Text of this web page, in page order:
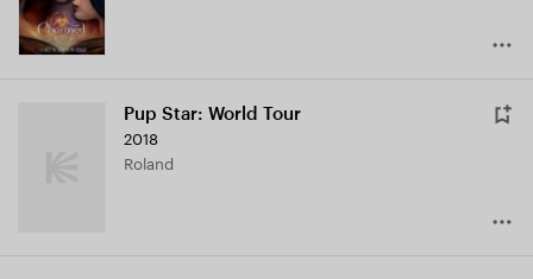
Pup Star: World Tour
2018
Roland